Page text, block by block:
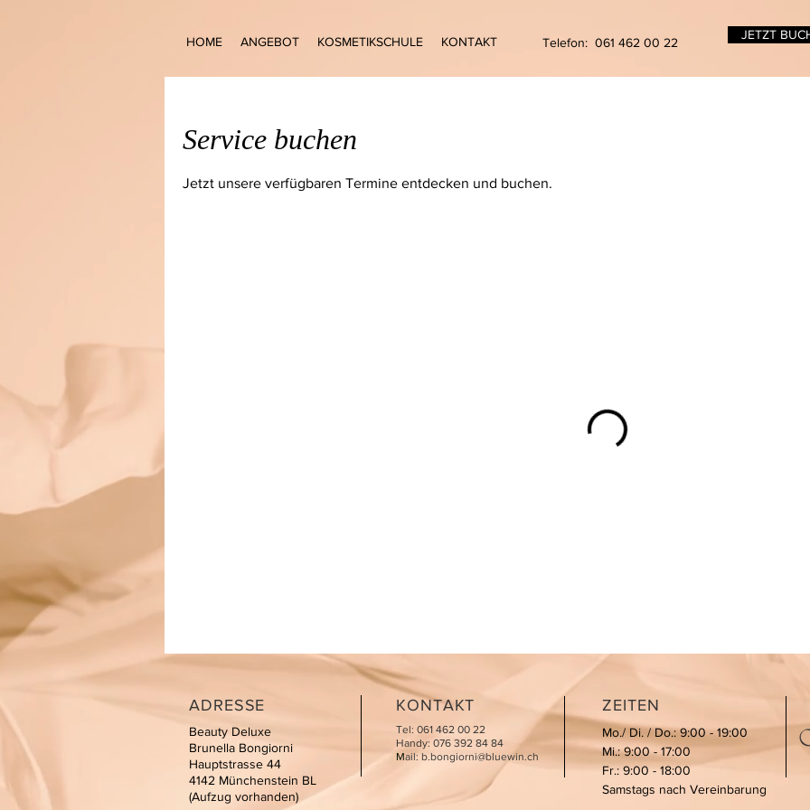
HOME ANGEBOT KOSMETIKSCHULE KONTAKT Telefon: 061 462 00 22
JETZT
Service buchen
Jetzt unsere verfügbaren Termine entdecken und buchen.
ADRESSE
Beauty Deluxe
Brunella Bongiorni
Hauptstrasse 44
4142 Münchenstein BL
(Aufzug vorhanden)
KONTAKT
Tel: 061 462 00 22
Handy: 076 392 84 84
Mail: b.bongiorni@bluewin.ch
ZEITEN
Mo./ Di. / Do.: 9:00 - 19:00
Mi.: 9:00 - 17:00
Fr.: 9:00 - 18:00
Samstags nach Vereinbarung